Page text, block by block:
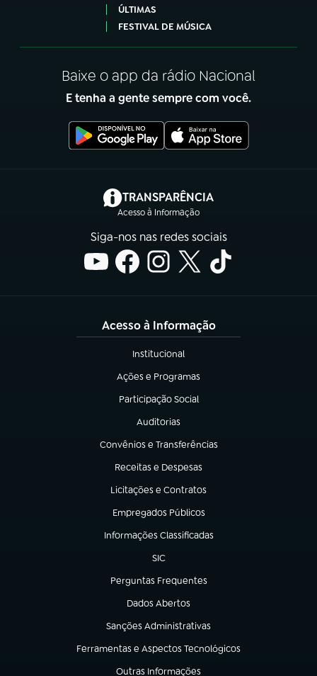
ÚLTIMAS
FESTIVAL DE MÚSICA
Baixe o app da rádio Nacional
E tenha a gente sempre com você.
TRANSPARÊNCIA
Acesso à Informação
(abre em nova aba)
Siga-nos nas redes sociais
Acesso à Informação
Institucional
(abre em nova aba)
Ações e Programas
(abre em nova aba)
Participação Social
(abre em nova aba)
Auditorias
(abre em nova aba)
Convênios e Transferências
(abre em nova aba)
Receitas e Despesas
(abre em nova aba)
Licitações e Contratos
(abre em nova aba)
Empregados Públicos
(abre em nova aba)
Informações Classificadas
(abre em nova aba)
SIC
(abre em nova aba)
Perguntas Frequentes
(abre em nova aba)
Dados Abertos
(abre em nova aba)
Sanções Administrativas
(abre em nova aba)
Ferramentas e Aspectos Tecnológicos
(abre em nova aba)
Outras Informações